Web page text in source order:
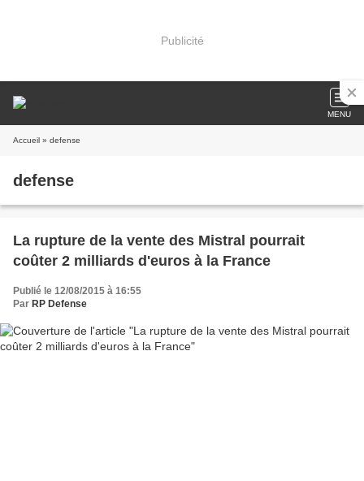
Publicité
MENU
Accueil » defense
defense
La rupture de la vente des Mistral pourrait
coûter 2 milliards d'euros à la France
Publié le 12/08/2015 à 16:55
Par RP Defense